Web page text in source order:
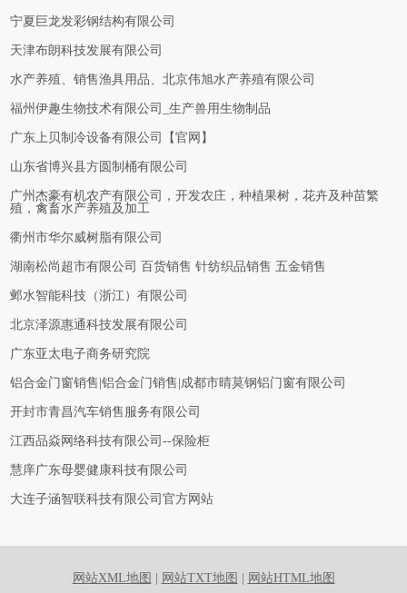
宁夏巨龙发彩钢结构有限公司
天津布朗科技发展有限公司
水产养殖、销售渔具用品、北京伟旭水产养殖有限公司
福州伊趣生物技术有限公司_生产兽用生物制品
广东上贝制冷设备有限公司【官网】
山东省博兴县方圆制桶有限公司
广州杰豪有机农产有限公司，开发农庄，种植果树，花卉及种苗繁
殖，禽畜水产养殖及加工
衢州市华尔威树脂有限公司
湖南松尚超市有限公司 百货销售 针纺织品销售 五金销售
邺水智能科技（浙江）有限公司
北京泽源惠通科技发展有限公司
广东亚太电子商务研究院
铝合金门窗销售|铝合金门销售|成都市晴莫钢铝门窗有限公司
开封市青昌汽车销售服务有限公司
江西品焱网络科技有限公司--保险柜
慧庠广东母婴健康科技有限公司
大连子涵智联科技有限公司官方网站
网站XML地图 网站TXT地图 网站HTML地图